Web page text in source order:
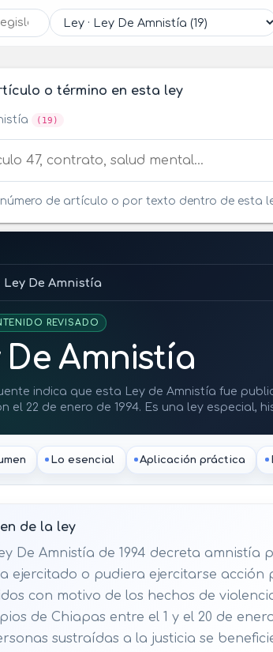
o término en esta ley
(19)
o término en esta ley
de artículo o por texto dentro de esta
Ley De Amnistía
REVISADO
De Amnistía
indica que esta Ley de Amnistía fue
el 22 de enero de 1994. Es una ley especial,
Lo esencial Aplicación práctica
de la ley
De Amnistía de 1994 decreta
ejercitado o pudiera ejercitarse acción
con motivo de los hechos de
de Chiapas entre el 1 y el 20 de
sustraídas a la justicia se